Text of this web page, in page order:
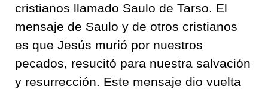
cristianos llamado Saulo de Tarso. El
mensaje de Saulo y de otros cristianos
es que Jesús murió por nuestros
pecados, resucitó para nuestra salvación
y resurrección. Este mensaje dio vuelta